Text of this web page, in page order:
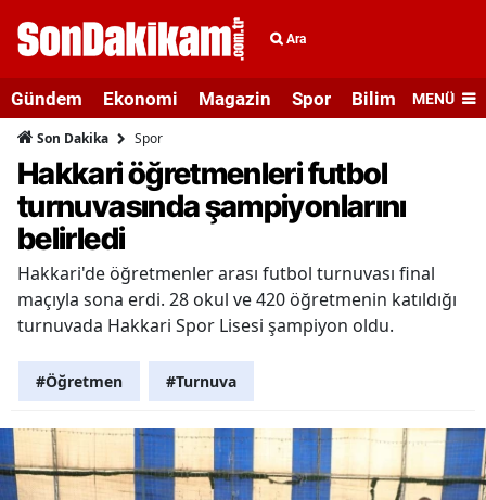
Ara
Gündem Ekonomi Magazin Spor Bilim veMENÜ
Son Dakika Spor
Hakkari öğretmenleri futbol
turnuvasında şampiyonlarını
belirledi
Hakkari'de öğretmenler arası futbol turnuvası final
maçıyla sona erdi. 28 okul ve 420 öğretmenin katıldığı
turnuvada Hakkari Spor Lisesi şampiyon oldu.
#Öğretmen #Turnuva